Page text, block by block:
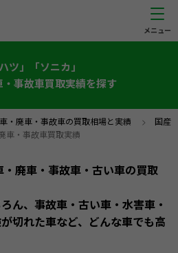
ツ」「ソニカ」
事故車買取実績を探す
・廃車・事故車の買取相場と実績 > 国産
車・事故車買取実績
廃車・事故車・古い車の買取
ん、事故車・古い車・水害車・
切れた車など、どんな車でも高